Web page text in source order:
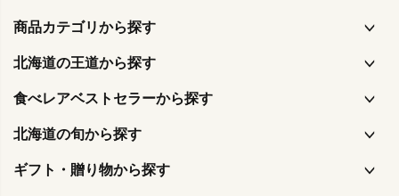
商品カテゴリから探す
北海道の王道から探す
食べレアベストセラーから探す
北海道の旬から探す
ギフト・贈り物から探す